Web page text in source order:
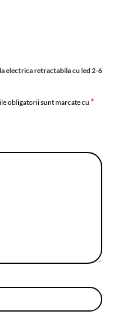
electrica retractabila cu led 2-6
obligatorii sunt marcate cu *